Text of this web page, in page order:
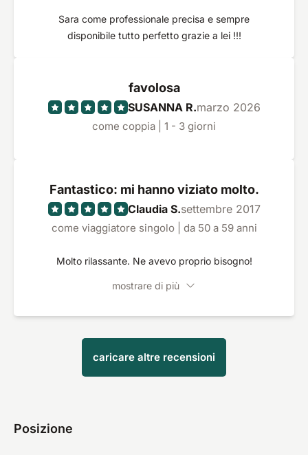
Sara come professionale precisa e sempre
disponibile tutto perfetto grazie a lei !!!
favolosa
SUSANNA R.marzo 2026
come coppia | 1 - 3 giorni
Fantastico: mi hanno viziato molto.
Claudia S.settembre 2017
come viaggiatore singolo | da 50 a 59 anni
Molto rilassante. Ne avevo proprio bisogno!
mostrare di più
caricare altre recensioni
Posizione